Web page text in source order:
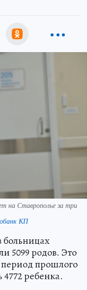
на Ставрополье за три
КП
больницах
5099 родов. Это
прошлого
4772 ребенка.